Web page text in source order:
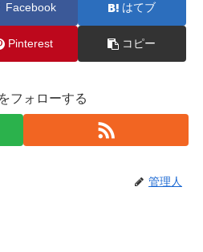
Facebook はてブ
Pinterest コピー
フォローする
管理人